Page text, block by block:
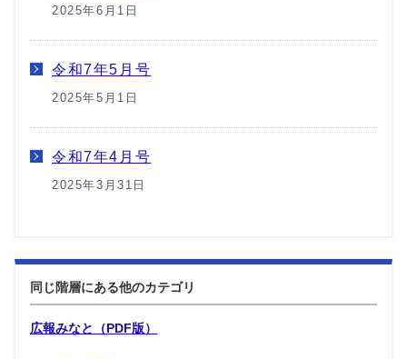
2025年6月1日
令和7年5月号
2025年5月1日
令和7年4月号
2025年3月31日
同じ階層にある他のカテゴリ
広報みなと（PDF版）